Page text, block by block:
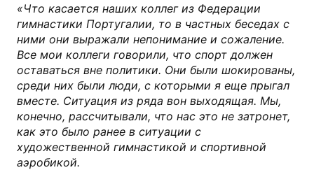
«Что касается наших коллег из Федерации
гимнастики Португалии, то в частных беседах с
ними они выражали непонимание и сожаление.
Все мои коллеги говорили, что спорт должен
оставаться вне политики. Они были шокированы,
среди них были люди, с которыми я еще прыгал
вместе. Ситуация из ряда вон выходящая. Мы,
конечно, рассчитывали, что нас это не затронет,
как это было ранее в ситуации с
художественной гимнастикой и спортивной
аэробикой.